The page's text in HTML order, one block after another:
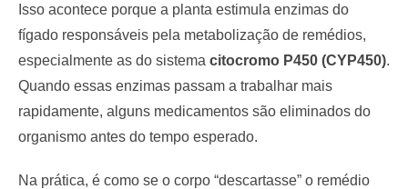
Isso acontece porque a planta estimula enzimas do
fígado responsáveis pela metabolização de remédios,
especialmente as do sistema citocromo P450 (CYP450).
Quando essas enzimas passam a trabalhar mais
rapidamente, alguns medicamentos são eliminados do
organismo antes do tempo esperado.
Na prática, é como se o corpo “descartasse” o remédio